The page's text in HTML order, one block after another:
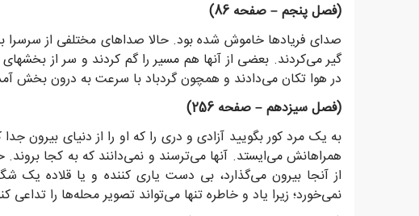
(فصل پنجم – صفحه 86)
صدای فریادها خاموش شده بود. حالا صداهای مختلفی از سرسرا
گیر می‌کردند. بعضی از آنها هم مسیر را گم کردند و سر از بخشهای
در هوا تکان می‌دادند و همچون گردباد با سرعت به درون بخش
(فصل سیزدهم – صفحه 256)
به یک مرد کور بگویید آزادی و دری را که او را از دنیای بیرون
همراهانش می‌ایستد. آنها می‌ترسند و نمی‌دانند که به کجا
از آنجا بیرون می‌گذارد، بی دست یاری کننده و یا قلاده یک
نمی‌خورد؛ زیرا یاد و خاطره تنها می‌تواند تصویر محله‌ها را تداعی